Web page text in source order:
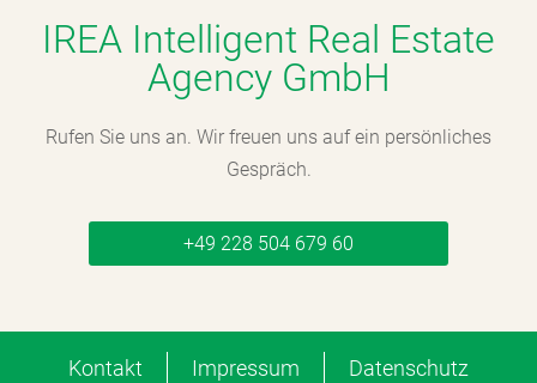
IREA Intelligent Real Estate
Agency GmbH
Rufen Sie uns an. Wir freuen uns auf ein persönliches
Gespräch.
+49 228 504 679 60
Kontakt Impressum Datenschutz